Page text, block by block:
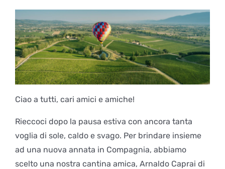
L’associazione
Ciao a tutti, cari amici e amiche!
Rieccoci dopo la pausa estiva con ancora tanta
voglia di sole, caldo e svago. Per brindare insieme
ad una nuova annata in Compagnia, abbiamo
scelto una nostra cantina amica, Arnaldo Caprai di